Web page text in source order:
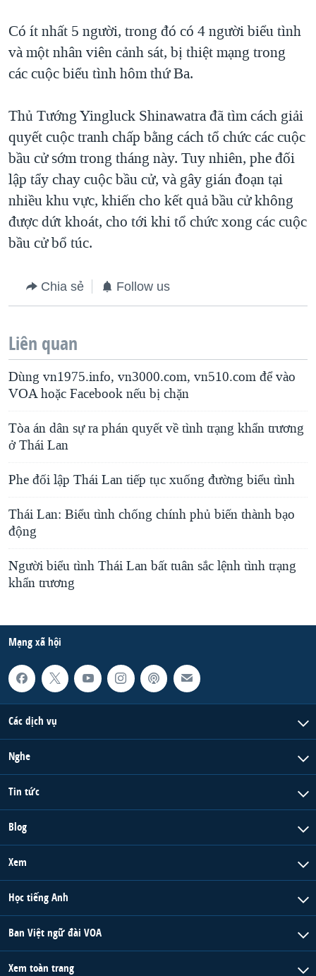
Có ít nhất 5 người, trong đó có 4 người biểu tình
và một nhân viên cảnh sát, bị thiệt mạng trong
các cuộc biểu tình hôm thứ Ba.
Thủ Tướng Yingluck Shinawatra đã tìm cách giải
quyết cuộc tranh chấp bằng cách tổ chức các cuộc
bầu cử sớm trong tháng này. Tuy nhiên, phe đối
lập tẩy chay cuộc bầu cử, và gây gián đoạn tại
nhiều khu vực, khiến cho kết quả bầu cử không
được dứt khoát, cho tới khi tổ chức xong các cuộc
bầu cử bổ túc.
Chia sẻ Follow us
Liên quan
Dùng vn1975.info, vn3000.com, vn510.com để vào
VOA hoặc Facebook nếu bị chặn
Tòa án dân sự ra phán quyết về tình trạng khẩn trương
ở Thái Lan
Phe đối lập Thái Lan tiếp tục xuống đường biểu tình
Thái Lan: Biểu tình chống chính phủ biến thành bạo
động
Người biểu tình Thái Lan bất tuân sắc lệnh tình trạng
khẩn trương
Mạng xã hội
Các dịch vụ
Nghe
Tin tức
Blog
Xem
Học tiếng Anh
Ban Việt ngữ đài VOA
Xem toàn trang